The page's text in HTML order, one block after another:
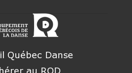
Québec Danse
au RQD